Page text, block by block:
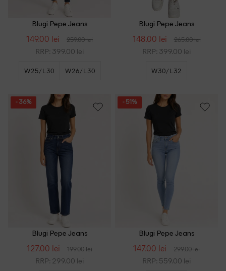
Blugi Pepe Jeans
149.00 lei 259.00 lei
RRP: 399.00 lei
W25/L30 W26/L30
Blugi Pepe Jeans
148.00 lei 265.00 lei
RRP: 399.00 lei
W30/L32
- 36%
Blugi Pepe Jeans
127.00 lei 199.00 lei
RRP: 299.00 lei
- 51%
Blugi Pepe Jeans
147.00 lei 299.00 lei
RRP: 559.00 lei